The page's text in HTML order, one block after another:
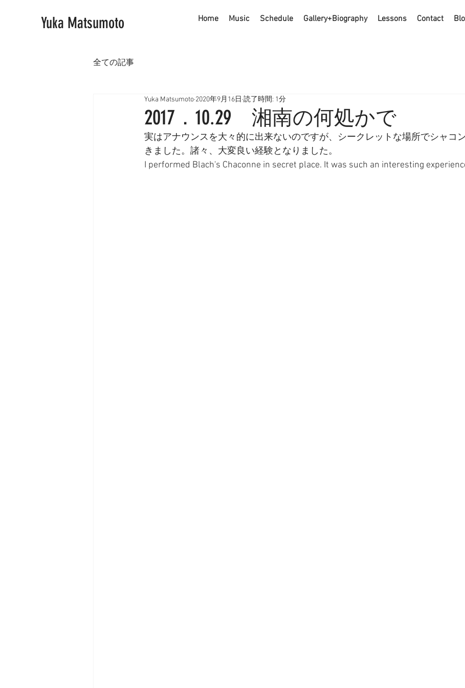
Yuka Matsumoto Home Music Schedule Gallery+Biography Lessons Contact
全ての記事
2017．10.29 湘南の何処かで
Yuka Matsumoto 2020年9月16日 読了時間: 1分
実はアナウンスを大々的に出来ないのですが、シークレットな場所でシャコ
きました。諸々、大変良い経験となりました。
I performed Blach's Chaconne in secret place. It was such an interesting